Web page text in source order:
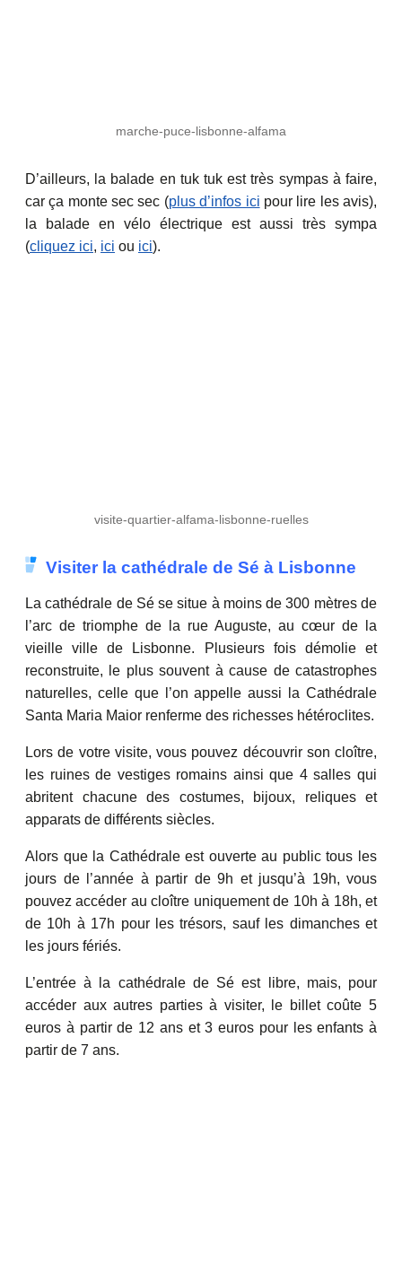
marche-puce-lisbonne-alfama
D’ailleurs, la balade en tuk tuk est très sympas à faire,
car ça monte sec sec (plus d’infos ici pour lire les avis),
la balade en vélo électrique est aussi très sympa
(cliquez ici, ici ou ici).
visite-quartier-alfama-lisbonne-ruelles
Visiter la cathédrale de Sé à Lisbonne
La cathédrale de Sé se situe à moins de 300 mètres de
l’arc de triomphe de la rue Auguste, au cœur de la
vieille ville de Lisbonne. Plusieurs fois démolie et
reconstruite, le plus souvent à cause de catastrophes
naturelles, celle que l’on appelle aussi la Cathédrale
Santa Maria Maior renferme des richesses hétéroclites.
Lors de votre visite, vous pouvez découvrir son cloître,
les ruines de vestiges romains ainsi que 4 salles qui
abritent chacune des costumes, bijoux, reliques et
apparats de différents siècles.
Alors que la Cathédrale est ouverte au public tous les
jours de l’année à partir de 9h et jusqu’à 19h, vous
pouvez accéder au cloître uniquement de 10h à 18h, et
de 10h à 17h pour les trésors, sauf les dimanches et
les jours fériés.
L’entrée à la cathédrale de Sé est libre, mais, pour
accéder aux autres parties à visiter, le billet coûte 5
euros à partir de 12 ans et 3 euros pour les enfants à
partir de 7 ans.